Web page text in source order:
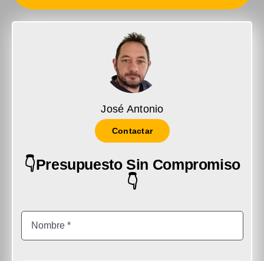
José Antonio
Contactar
👇Presupuesto Sin Compromiso
👇